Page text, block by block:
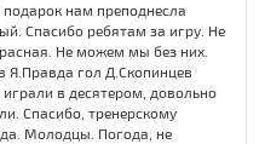
подарок нам преподнесла
Спасибо ребятам за игру. Не
Не можем мы без них.
Я.Правда гол Д.Скопинцев
в десятером, довольно
Спасибо, тренерскому
Молодцы. Погода, не